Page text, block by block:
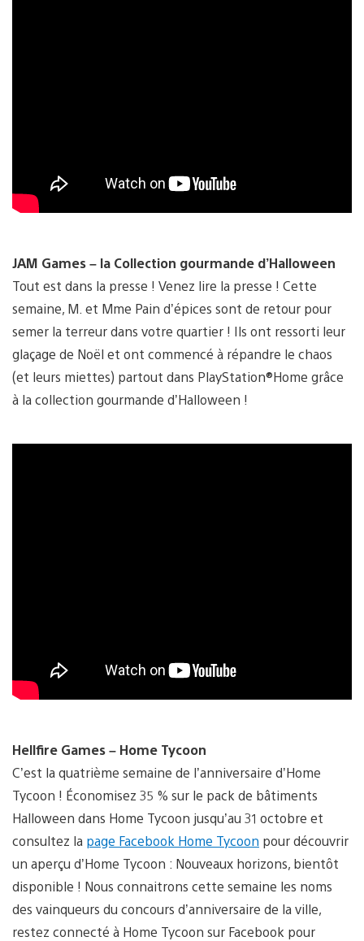
JAM Games – la Collection gourmande d’Halloween
Tout est dans la presse ! Venez lire la presse ! Cette
semaine, M. et Mme Pain d’épices sont de retour pour
semer la terreur dans votre quartier ! Ils ont ressorti leur
glaçage de Noël et ont commencé à répandre le chaos
(et leurs miettes) partout dans PlayStation®Home grâce
à la collection gourmande d’Halloween !
Hellfire Games – Home Tycoon
C’est la quatrième semaine de l’anniversaire d’Home
Tycoon ! Économisez 35 % sur le pack de bâtiments
Halloween dans Home Tycoon jusqu’au 31 octobre et
consultez la page Facebook Home Tycoon pour découvrir
un aperçu d’Home Tycoon : Nouveaux horizons, bientôt
disponible ! Nous connaitrons cette semaine les noms
des vainqueurs du concours d’anniversaire de la ville,
restez connecté à Home Tycoon sur Facebook pour